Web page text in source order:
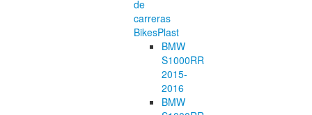
de
carreras
BikesPlast
BMW
S1000RR
2015-
2016
BMW